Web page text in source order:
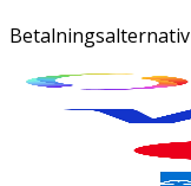
Betalningsalternativ